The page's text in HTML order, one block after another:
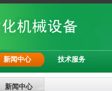
新闻中心 技术服务
新闻中心